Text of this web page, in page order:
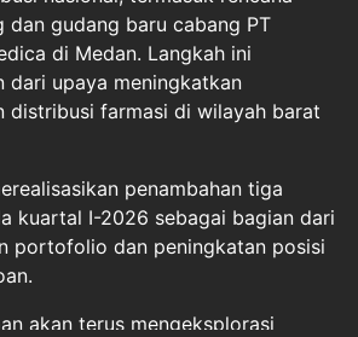
dan gudang baru cabang PT
di Medan. Langkah ini
dari upaya meningkatkan
distribusi farmasi di wilayah barat
penambahan tiga
kuartal I-2026 sebagai bagian dari
portofolio dan peningkatan posisi
akan terus mengeksplorasi